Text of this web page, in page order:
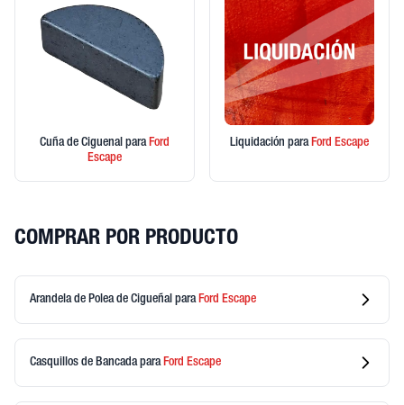
Cuña de Ciguenal paraFord
Escape
Liquidación paraFord Escape
COMPRAR POR PRODUCTO
Arandela de Polea de Cigueñal para Ford Escape
Casquillos de Bancadapara Ford Escape